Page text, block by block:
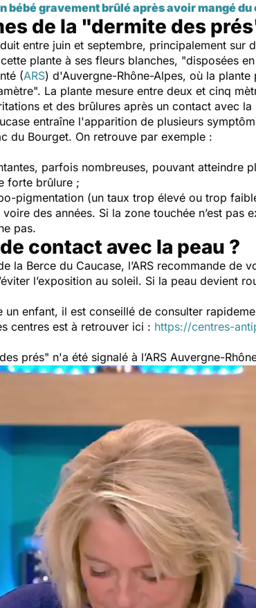
bébé gravement brûlé après avoir mangé du
de la "dermite des
entre juin et septembre, principalement sur
plante à ses fleurs blanches, "disposées
(ARS) d'Auvergne-Rhône-Alpes, où la
". La plante mesure entre deux et cinq
et des brûlures après un contact avec la
entraîne l'apparition de plusieurs
du Bourget. On retrouve par exemple :
parfois nombreuses, pouvant atteindre
forte brûlure ;
pigmentation (un taux trop élevé ou trop
des années. Si la zone touchée n’est pas
pas.
contact avec la peau ?
la Berce du Caucase, l’ARS recommande de
l’exposition au soleil. Si la peau devient
un enfant, il est conseillé de consulter
centres est à retrouver ici : https://centres-
prés" n'a été signalé à l’ARS Auvergne-